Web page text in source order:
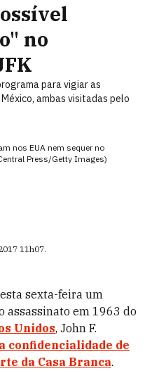
no
para vigiar as
México, ambas visitadas pelo
nos EUA nem sequer no
Press/Getty Images)
11h07.
sexta-feira um
assassinato em 1963 do
Unidos, John F.
confidencialidade de
da Casa Branca.